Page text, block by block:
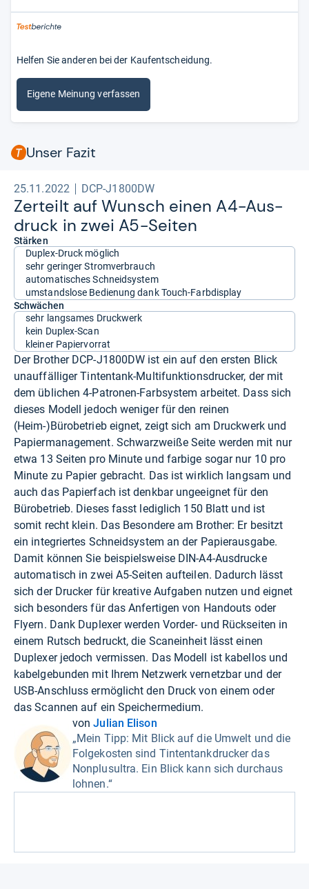
Helfen Sie anderen bei der Kaufentscheidung.
Eigene Meinung verfassen
Unser Fazit
25.11.2022 DCP-J1800DW
Zer­teilt auf Wunsch einen A4-​Aus­
druck in zwei A5-​Sei­ten
Stärken
Duplex-Druck möglich
sehr geringer Stromverbrauch
automatisches Schneidsystem
umstandslose Bedienung dank Touch-Farbdisplay
Schwächen
sehr langsames Druckwerk
kein Duplex-Scan
kleiner Papiervorrat
Der Brother DCP-J1800DW ist ein auf den ersten Blick
unauffälliger Tintentank-Multifunktionsdrucker, der mit
dem üblichen 4-Patronen-Farbsystem arbeitet. Dass sich
dieses Modell jedoch weniger für den reinen
(Heim-)Bürobetrieb eignet, zeigt sich am Druckwerk und
Papiermanagement. Schwarzweiße Seite werden mit nur
etwa 13 Seiten pro Minute und farbige sogar nur 10 pro
Minute zu Papier gebracht. Das ist wirklich langsam und
auch das Papierfach ist denkbar ungeeignet für den
Bürobetrieb. Dieses fasst lediglich 150 Blatt und ist
somit recht klein. Das Besondere am Brother: Er besitzt
ein integriertes Schneidsystem an der Papierausgabe.
Damit können Sie beispielsweise DIN-A4-Ausdrucke
automatisch in zwei A5-Seiten aufteilen. Dadurch lässt
sich der Drucker für kreative Aufgaben nutzen und eignet
sich besonders für das Anfertigen von Handouts oder
Flyern. Dank Duplexer werden Vorder- und Rückseiten in
einem Rutsch bedruckt, die Scaneinheit lässt einen
Duplexer jedoch vermissen. Das Modell ist kabellos und
kabelgebunden mit Ihrem Netzwerk vernetzbar und der
USB-Anschluss ermöglicht den Druck von einem oder
das Scannen auf ein Speichermedium.
vonJulian Elison
„Mein Tipp: Mit Blick auf die Umwelt und die
Folgekosten sind Tintentankdrucker das
Nonplusultra. Ein Blick kann sich durchaus
lohnen.“